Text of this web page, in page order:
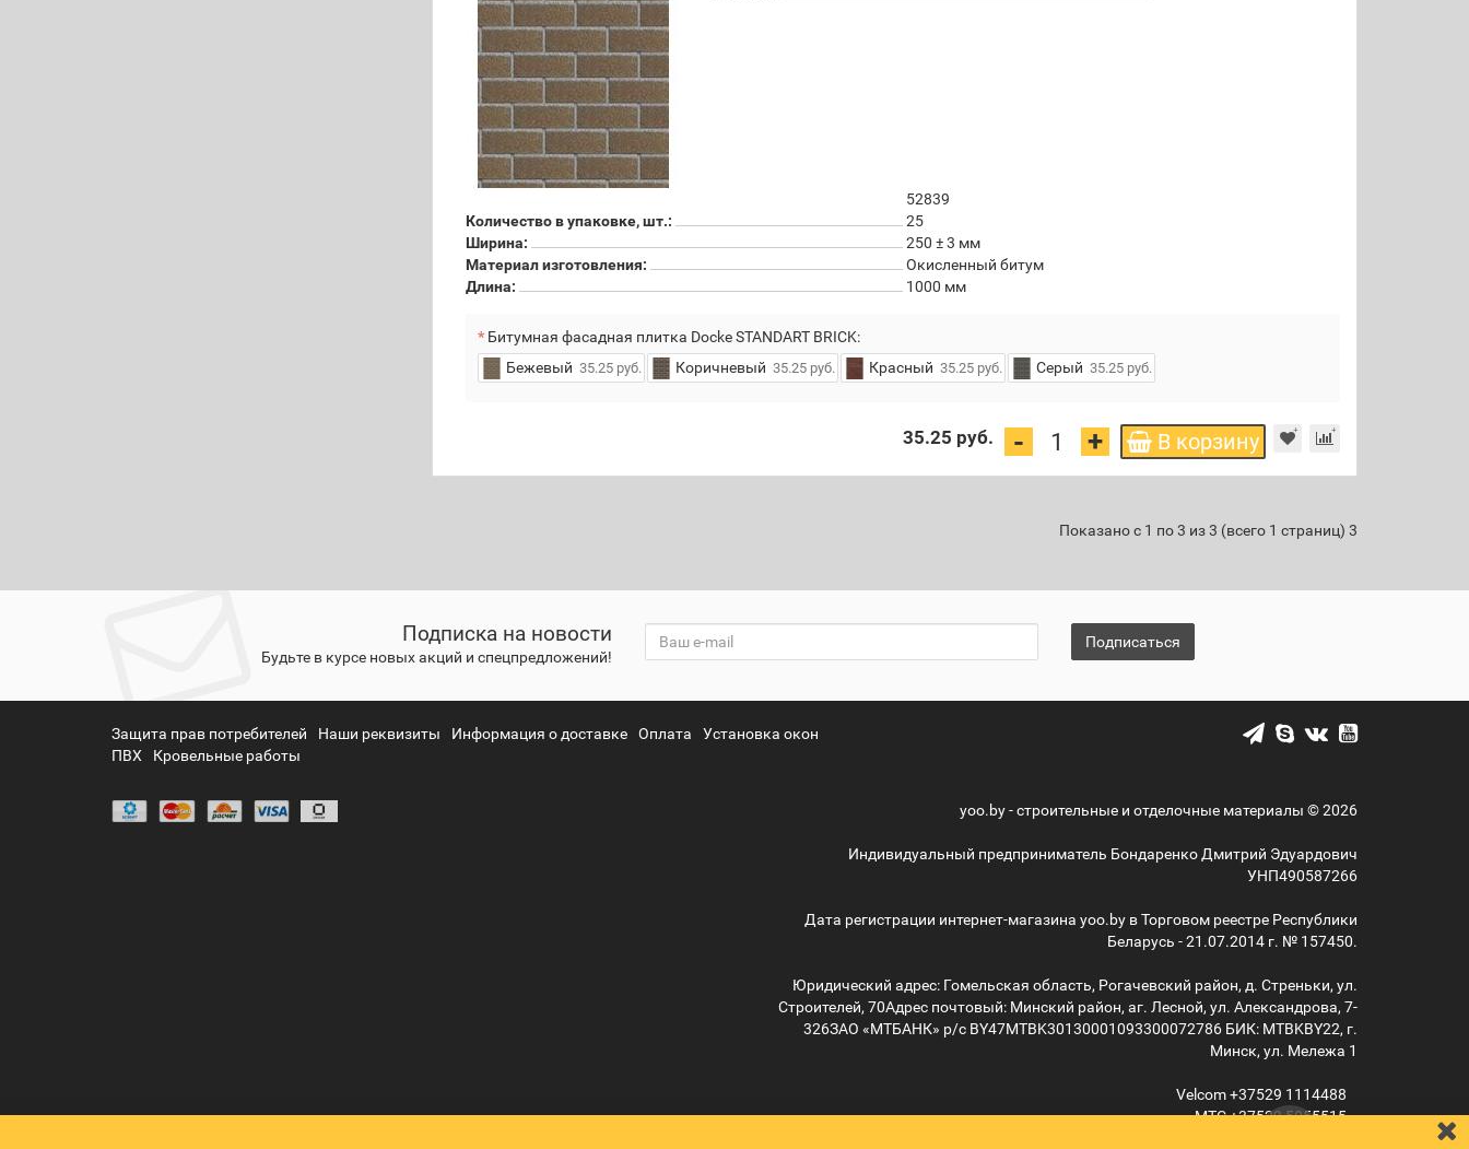
52839
Количество в упаковке, шт.:
25
Ширина:
250 ± 3 мм
Материал изготовления:
Окисленный битум
Длина:
1000 мм
Битумная фасадная плитка Docke STANDART BRICK:
Бежевый 35.25 руб. Коричневый 35.25 руб. Красный 35.25 руб. Серый 35.25 руб.
35.25 руб. +
- В корзину
Показано с 1 по 3 из 3 (всего 1 страниц) 3
Подписка на новости
Будьте в курсе новых акций и спецпредложений!
Подписаться
Защита прав потребителей Наши реквизиты Информация о доставке Оплата
Установка окон
ПВХ
Кровельные работы
yoo.by - строительные и отделочные материалы © 2026
Индивидуальный предприниматель Бондаренко Дмитрий Эдуардович
УНП490587266
Дата регистрации интернет-магазина yoo.by в Торговом реестре Республики
Беларусь - 21.07.2014 г. № 157450.
Юридический адрес: Гомельская область, Рогачевский район, д. Стреньки, ул.
Строителей, 70Адрес почтовый: Минский район, аг. Лесной, ул. Александрова, 7-
326ЗАО «МТБАНК» р/с BY47MTBK30130001093300072786 БИК: MTBKBY22, г.
Минск, ул. Мележа 1
Velcom+37529 1114488
MTС+375295055515